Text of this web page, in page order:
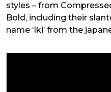
styles – from
Bold, including their
name ‘Iki’ from the